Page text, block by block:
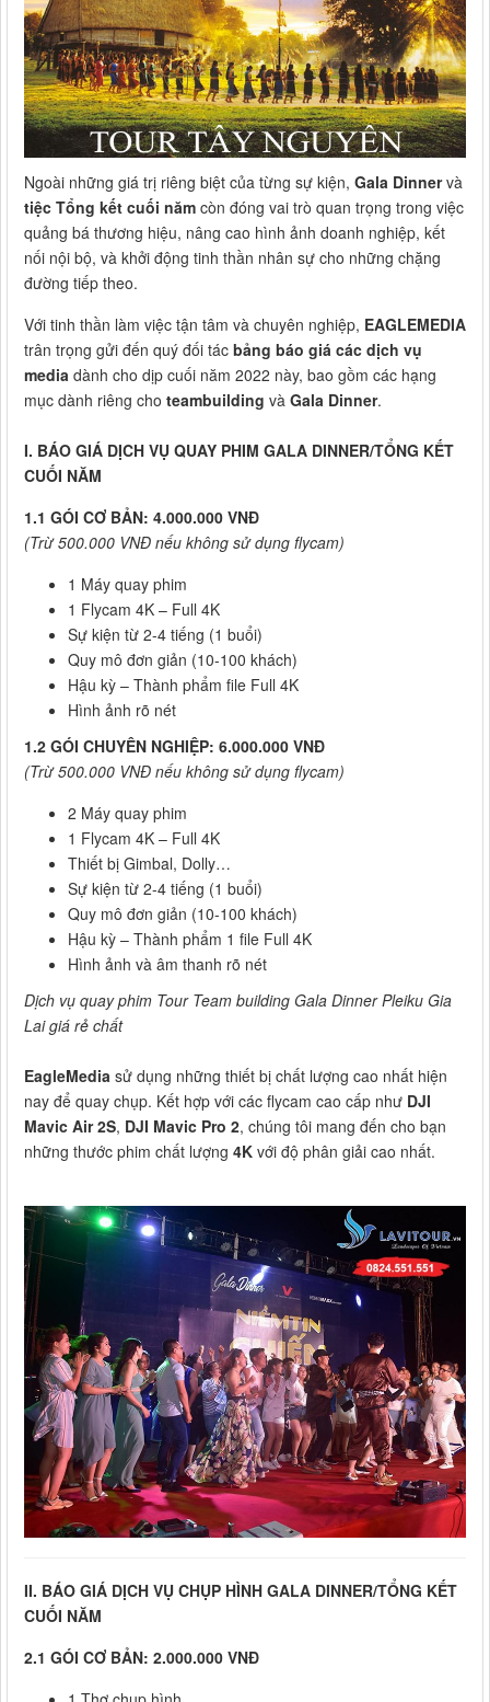
Ngoài những giá trị riêng biệt của từng sự kiện, Gala Dinnervà
tiệc Tổng kết cuối năm còn đóng vai trò quan trọng trong việc
quảng bá thương hiệu, nâng cao hình ảnh doanh nghiệp, kết
nối nội bộ, và khởi động tinh thần nhân sự cho những chặng
đường tiếp theo.
Với tinh thần làm việc tận tâm và chuyên nghiệp, EAGLEMEDIA
trân trọng gửi đến quý đối tác bảng báo giá các dịch vụ
media dành cho dịp cuối năm 2022 này, bao gồm các hạng
mục dành riêng cho teambuilding và Gala Dinner.
I. BÁO GIÁ DỊCH VỤ QUAY PHIM GALA DINNER/TỔNG KẾT
CUỐI NĂM
1.1 GÓI CƠ BẢN: 4.000.000 VNĐ
(Trừ 500.000 VNĐ nếu không sử dụng flycam)
1 Máy quay phim
1 Flycam 4K – Full 4K
Sự kiện từ 2-4 tiếng (1 buổi)
Quy mô đơn giản (10-100 khách)
Hậu kỳ – Thành phẩm file Full 4K
Hình ảnh rõ nét
1.2 GÓI CHUYÊN NGHIỆP: 6.000.000 VNĐ
(Trừ 500.000 VNĐ nếu không sử dụng flycam)
2 Máy quay phim
1 Flycam 4K – Full 4K
Thiết bị Gimbal, Dolly…
Sự kiện từ 2-4 tiếng (1 buổi)
Quy mô đơn giản (10-100 khách)
Hậu kỳ – Thành phẩm 1 file Full 4K
Hình ảnh và âm thanh rõ nét
Dịch vụ quay phim Tour Team building Gala Dinner Pleiku Gia
Lai giá rẻ chất
EagleMedia sử dụng những thiết bị chất lượng cao nhất hiện
nay để quay chụp. Kết hợp với các flycam cao cấp như DJI
Mavic Air 2S, DJI Mavic Pro 2, chúng tôi mang đến cho bạn
những thước phim chất lượng 4K với độ phân giải cao nhất.
II. BÁO GIÁ DỊCH VỤ CHỤP HÌNH GALA DINNER/TỔNG KẾT
CUỐI NĂM
2.1 GÓI CƠ BẢN: 2.000.000 VNĐ